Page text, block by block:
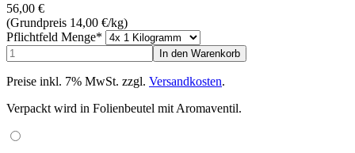
56,00 €
(Grundpreis 14,00 €/kg)
Pflichtfeld Menge*
Preise inkl. 7% MwSt. zzgl. Versandkosten.
Verpackt wird in Folienbeutel mit Aromaventil.